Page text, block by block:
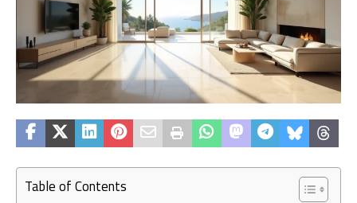
Table of Contents